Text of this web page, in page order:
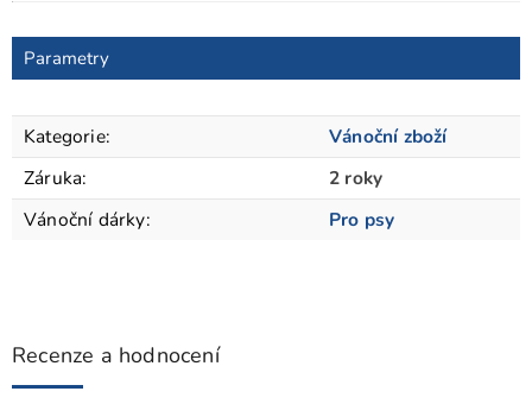
Parametry
Kategorie:
Vánoční zboží
Záruka:
2 roky
Vánoční dárky: Pro psy
Recenze a hodnocení